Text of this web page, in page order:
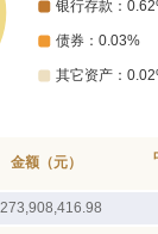
金额（元）
273,908,416.98